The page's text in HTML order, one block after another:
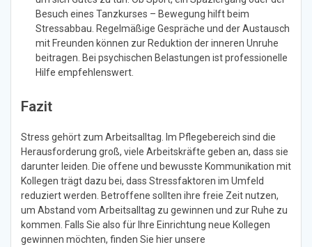
Besuch eines Tanzkurses – Bewegung hilft beim
Stressabbau. Regelmäßige Gespräche und der Austausch
mit Freunden können zur Reduktion der inneren Unruhe
beitragen. Bei psychischen Belastungen ist professionelle
Hilfe empfehlenswert.
Fazit
Stress gehört zum Arbeitsalltag. Im Pflegebereich sind die
Herausforderung groß, viele Arbeitskräfte geben an, dass sie
darunter leiden. Die offene und bewusste Kommunikation mit
Kollegen trägt dazu bei, dass Stressfaktoren im Umfeld
reduziert werden. Betroffene sollten ihre freie Zeit nutzen,
um Abstand vom Arbeitsalltag zu gewinnen und zur Ruhe zu
kommen. Falls Sie also für Ihre Einrichtung neue Kollegen
gewinnen möchten, finden Sie hier unsere